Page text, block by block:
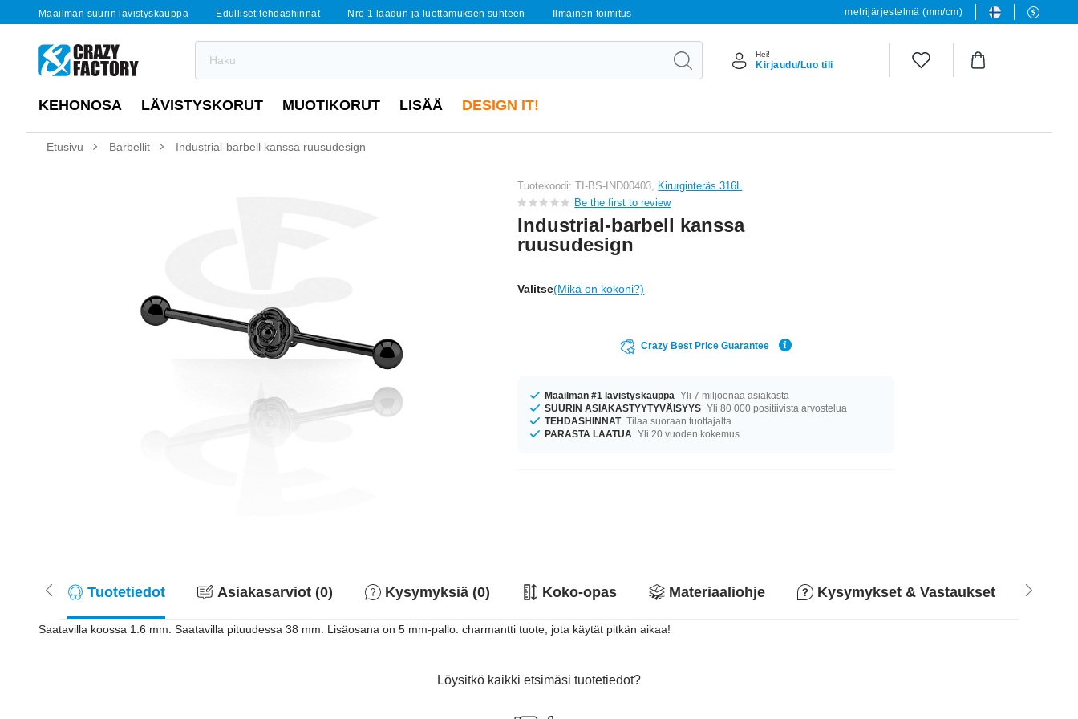
Maailman suurin lävistyskauppa Edulliset tehdashinnat Nro 1 laadun ja luottamuksen suhteen Ilmainen toimitus metrijärjestelmä (mm/cm)
Hei!
Kirjaudu/Luo tili
KEHONOSA LÄVISTYSKORUT MUOTIKORUT LISÄÄ DESIGN IT!
Etusivu Barbellit Industrial-barbell kanssa ruusudesign
Tuotekoodi: TI-BS-IND00403, Kirurginteräs 316L
Be the first to review
Industrial-barbell kanssa
ruusudesign
Valitse(Mikä on kokoni?)
Crazy Best Price Guarantee
Maailman #1 lävistyskauppa Yli 7 miljoonaa asiakasta
SUURIN ASIAKASTYYTYVÄISYYS Yli 80 000 positiivista arvostelua
TEHDASHINNAT Tilaa suoraan tuottajalta
PARASTA LAATUA Yli 20 vuoden kokemus
Tuotetiedot Asiakasarviot (0) Kysymyksiä (0) Koko-opas Materiaaliohje Kysymykset & Vastaukset
Saatavilla koossa 1.6 mm. Saatavilla pituudessa 38 mm. Lisäosana on 5 mm-pallo. charmantti tuote, jota käytät pitkän aikaa!
Löysitkö kaikki etsimäsi tuotetiedot?